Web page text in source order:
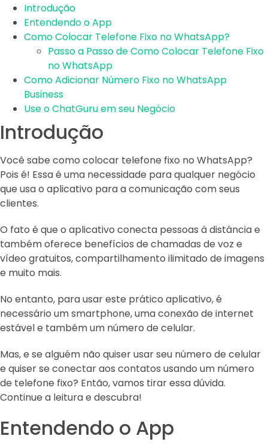
Introdução
Entendendo o App
Como Colocar Telefone Fixo no WhatsApp?
Passo a Passo de Como Colocar Telefone Fixo
no WhatsApp
Como Adicionar Número Fixo no WhatsApp
Business
Use o ChatGuru em seu Negócio
Introdução
Você sabe como colocar telefone fixo no WhatsApp?
Pois é! Essa é uma necessidade para qualquer negócio
que usa o aplicativo para a comunicação com seus
clientes.
O fato é que o aplicativo conecta pessoas à distância e
também oferece benefícios de chamadas de voz e
vídeo gratuitos, compartilhamento ilimitado de imagens
e muito mais.
No entanto, para usar este prático aplicativo, é
necessário um smartphone, uma conexão de internet
estável e também um número de celular.
Mas, e se alguém não quiser usar seu número de celular
e quiser se conectar aos contatos usando um número
de telefone fixo? Então, vamos tirar essa dúvida.
Continue a leitura e descubra!
Entendendo o App